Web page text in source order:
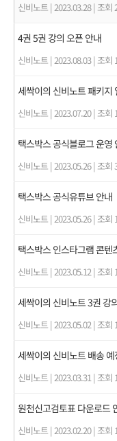
신비노트 | 2023.03.28 | 조회
4권 5권 강의 오픈 안내
신비노트 | 2023.08.03 | 조회
세싹이의 신비노트 패키지
신비노트 | 2023.07.20 | 조회
택스박스 공식블로그 운영
신비노트 | 2023.05.26 | 조회
택스박스 공식유튜브 안내
신비노트 | 2023.05.26 | 조회
택스박스 인스타그램 콘
신비노트 | 2023.05.12 | 조회
세싹이의 신비노트 3권 강
신비노트 | 2023.05.02 | 조회
세싹이의 신비노트 배송
신비노트 | 2023.03.31 | 조회
원천신고검토표 다운로드
신비노트 | 2023.02.20 | 조회